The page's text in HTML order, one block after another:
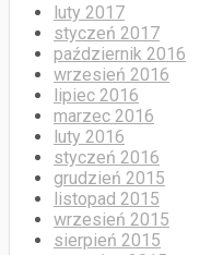
luty 2017
styczeń 2017
październik 2016
wrzesień 2016
lipiec 2016
marzec 2016
luty 2016
styczeń 2016
grudzień 2015
listopad 2015
wrzesień 2015
sierpień 2015